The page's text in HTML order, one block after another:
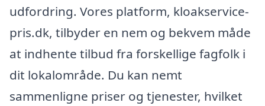
udfordring. Vores platform, kloakservice-
pris.dk, tilbyder en nem og bekvem måde
at indhente tilbud fra forskellige fagfolk i
dit lokalområde. Du kan nemt
sammenligne priser og tjenester, hvilket